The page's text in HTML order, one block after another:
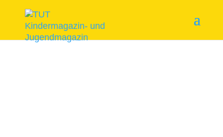
/Themenhefte/ Sankt Gallus (Comic)